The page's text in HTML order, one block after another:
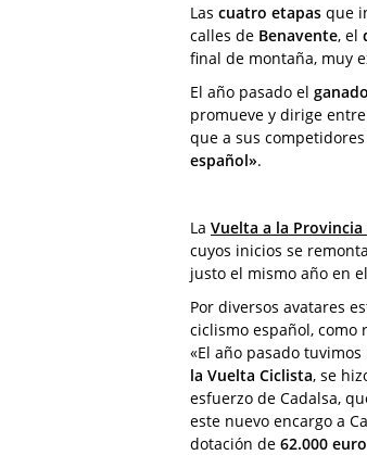
Las cuatro etapas que
calles de Benavente, el
final de montaña, muy
El año pasado el
promueve y dirige
que a sus
español».
La Vuelta a la Provincia
cuyos inicios se
justo el mismo año en
Por diversos avatares
ciclismo español, como
«El año pasado
la Vuelta Ciclista, se
esfuerzo de Cadalsa,
este nuevo encargo a
dotación de 62.000